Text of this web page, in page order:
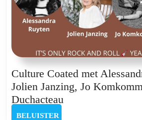
Culture Coated met
Jolien Janzing, Jo
Duchacteau
BELUISTER